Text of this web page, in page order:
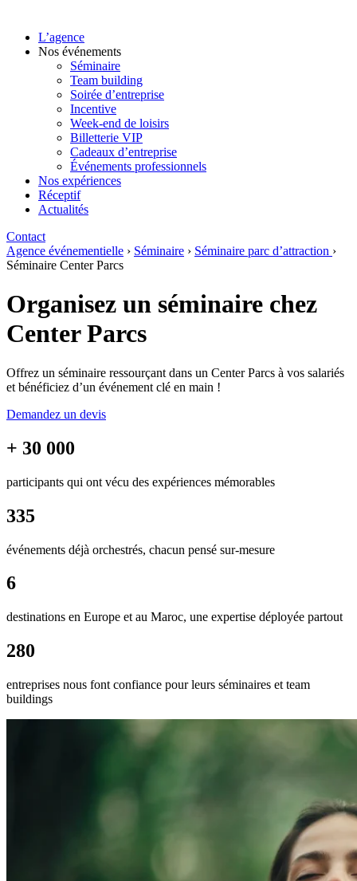
L’agence
Nos événements
Séminaire
Team building
Soirée d’entreprise
Incentive
Week-end de loisirs
Billetterie VIP
Cadeaux d’entreprise
Événements professionnels
Nos expériences
Réceptif
Actualités
Contact
Agence événementielle › Séminaire › Séminaire parc d’attraction ›
Séminaire Center Parcs
Organisez un séminaire chez
Center Parcs
Offrez un séminaire ressourçant dans un Center Parcs à vos salariés
et bénéficiez d’un événement clé en main !
Demandez un devis
+ 30 000
participants qui ont vécu des expériences mémorables
335
événements déjà orchestrés, chacun pensé sur-mesure
6
destinations en Europe et au Maroc, une expertise déployée partout
280
entreprises nous font confiance pour leurs séminaires et team
buildings